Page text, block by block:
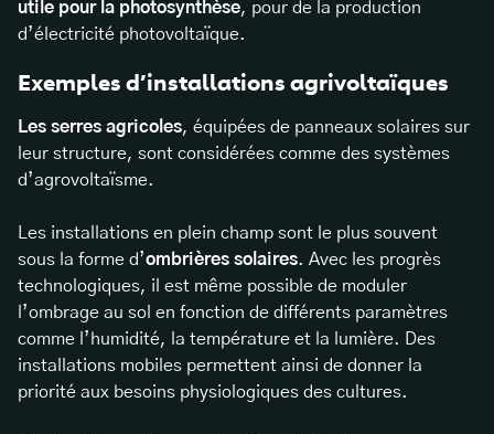
utile pour la photosynthèse, pour de la production
d’électricité photovoltaïque.
Exemples d’installations agrivoltaïques
Les serres agricoles, équipées de panneaux solaires sur
leur structure, sont considérées comme des systèmes
d’agrovoltaïsme.
Les installations en plein champ sont le plus souvent
sous la forme d’ombrières solaires. Avec les progrès
technologiques, il est même possible de moduler
l’ombrage au sol en fonction de différents paramètres
comme l’humidité, la température et la lumière. Des
installations mobiles permettent ainsi de donner la
priorité aux besoins physiologiques des cultures.